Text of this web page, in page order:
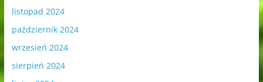
listopad 2024
październik 2024
wrzesień 2024
sierpień 2024